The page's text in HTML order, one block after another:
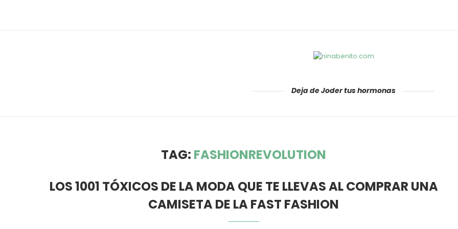
Deja de Joder tus hormonas
TAG: FASHIONREVOLUTION
LOS 1001 TÓXICOS DE LA MODA QUE TE LLEVAS AL COMPRAR UNA
CAMISETA DE LA FAST FASHION